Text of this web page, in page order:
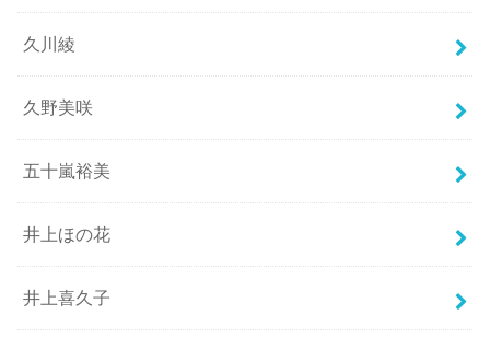
久川綾
久野美咲
五十嵐裕美
井上ほの花
井上喜久子